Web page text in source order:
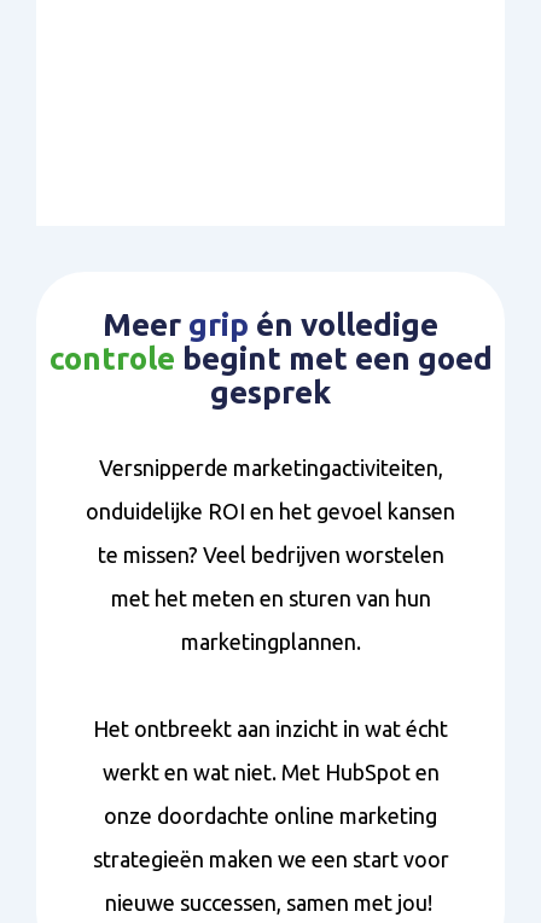
Meer grip én volledige
controle begint met een goed
gesprek
Versnipperde marketingactiviteiten,
onduidelijke ROI en het gevoel kansen
te missen? Veel bedrijven worstelen
met het meten en sturen van hun
marketingplannen.
Het ontbreekt aan inzicht in wat écht
werkt en wat niet. Met HubSpot en
onze doordachte online marketing
strategieën maken we een start voor
nieuwe successen, samen met jou!